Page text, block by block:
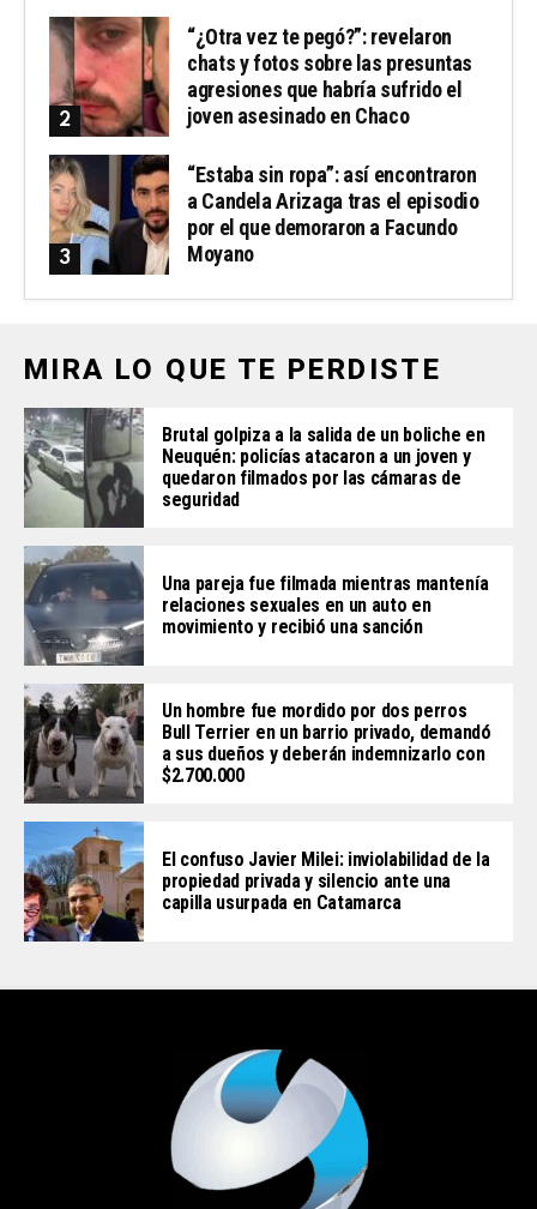
“¿Otra vez te pegó?”: revelaron
chats y fotos sobre las presuntas
agresiones que habría sufrido el
joven asesinado en Chaco
“Estaba sin ropa”: así encontraron
a Candela Arizaga tras el episodio
por el que demoraron a Facundo
Moyano
MIRA LO QUE TE PERDISTE
Brutal golpiza a la salida de un boliche en
Neuquén: policías atacaron a un joven y
quedaron filmados por las cámaras de
seguridad
Una pareja fue filmada mientras mantenía
relaciones sexuales en un auto en
movimiento y recibió una sanción
Un hombre fue mordido por dos perros
Bull Terrier en un barrio privado, demandó
a sus dueños y deberán indemnizarlo con
$2.700.000
El confuso Javier Milei: inviolabilidad de la
propiedad privada y silencio ante una
capilla usurpada en Catamarca